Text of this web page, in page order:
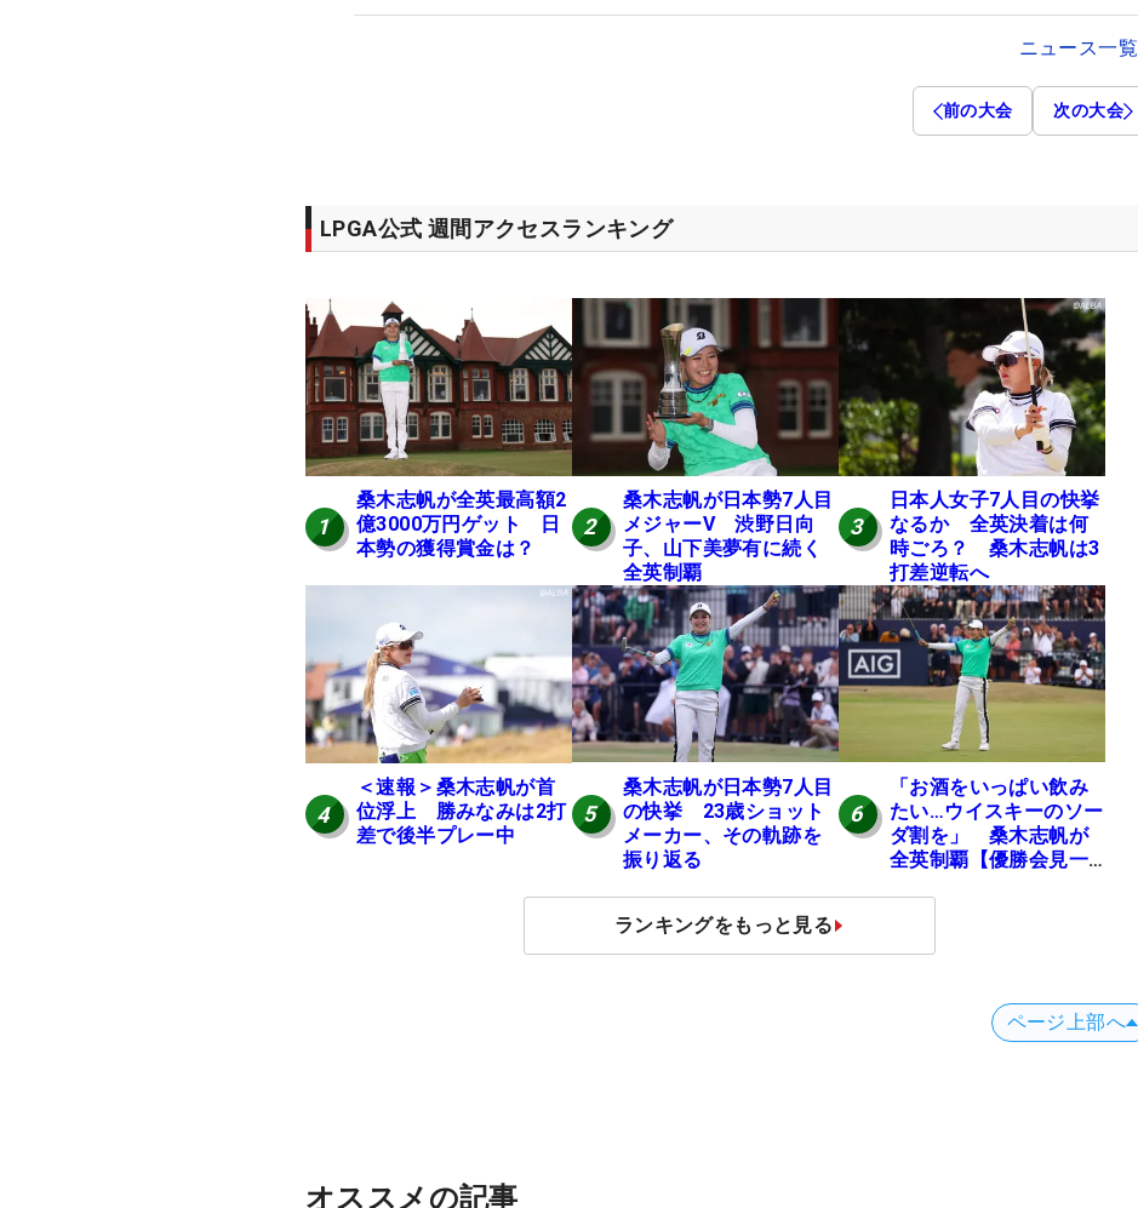
ニュース一覧
前の大会 次の大会
LPGA公式 週間アクセスランキング
1
桑木志帆が全英最高額2
億3000万円ゲット 日
本勢の獲得賞金は？
2
桑木志帆が日本勢7人目
メジャーV 渋野日向
子、山下美夢有に続く
全英制覇
3
日本人女子7人目の快挙
なるか 全英決着は何
時ごろ？ 桑木志帆は3
打差逆転へ
4
＜速報＞桑木志帆が首
位浮上 勝みなみは2打
差で後半プレー中
5
桑木志帆が日本勢7人目
の快挙 23歳ショット
メーカー、その軌跡を
振り返る
6
「お酒をいっぱい飲み
たい…ウイスキーのソー
ダ割を」 桑木志帆が
全英制覇【優勝会見一
ランキングをもっと見る
ページ上部へ
オススメの記事